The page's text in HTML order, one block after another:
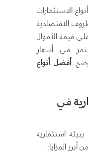
الاستثمارات
الاقتصادية
قيمة الأموال
في أسعار
أفضل أنواع
في
استثمارية
المزايا: